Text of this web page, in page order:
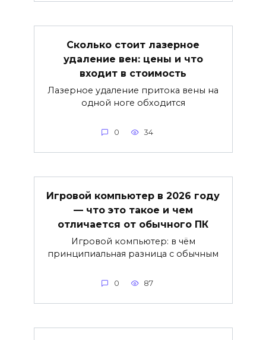
Сколько стоит лазерное
удаление вен: цены и что
входит в стоимость
Лазерное удаление притока вены на
одной ноге обходится
0 34
Игровой компьютер в 2026 году
— что это такое и чем
отличается от обычного ПК
Игровой компьютер: в чём
принципиальная разница с обычным
0 87